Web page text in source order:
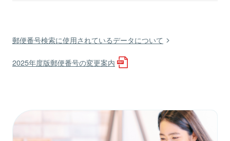
郵便番号検索に使用されているデータについて
2025年度版郵便番号の変更案内